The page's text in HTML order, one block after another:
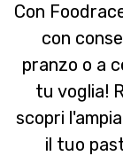
Con
con
pranzo o a
tu voglia!
scopri
il tuo